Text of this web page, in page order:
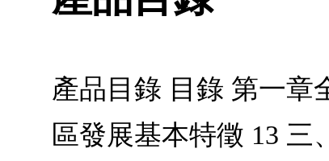
產品目錄 目錄 第一章
區發展基本特徵 13